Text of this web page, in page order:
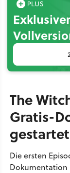
The
Gratis-
gestartet
Die ersten
Dokumentation